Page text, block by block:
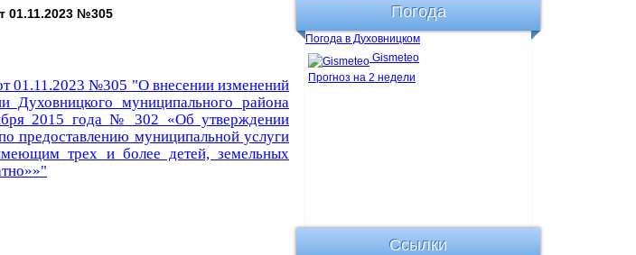
01.11.2023 №305
01.11.2023 №305 "О внесении изменений
Духовницкого муниципального района
2015 года № 302 «Об утверждении
предоставлению муниципальной услуги
трех и более детей, земельных
"
Погода
Погода в Духовницком
Gismeteo
Прогноз на 2 недели
Ссылки